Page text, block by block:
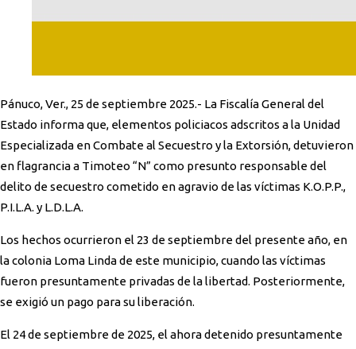
Pánuco, Ver., 25 de septiembre 2025.- La Fiscalía General del
Estado informa que, elementos policiacos adscritos a la Unidad
Especializada en Combate al Secuestro y la Extorsión, detuvieron
en flagrancia a Timoteo “N” como presunto responsable del
delito de secuestro cometido en agravio de las víctimas K.O.P.P.,
P.I.L.A. y L.D.L.A.
Los hechos ocurrieron el 23 de septiembre del presente año, en
la colonia Loma Linda de este municipio, cuando las víctimas
fueron presuntamente privadas de la libertad. Posteriormente,
se exigió un pago para su liberación.
El 24 de septiembre de 2025, el ahora detenido presuntamente